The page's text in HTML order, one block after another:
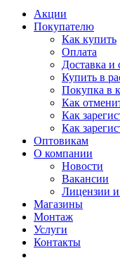
Акции
Покупателю
Как купить
Оплата
Доставка и
Купить в
Покупка в
Как
Как
Как
Оптовикам
О компании
Новости
Вакансии
Лицензии
Магазины
Монтаж
Услуги
Контакты